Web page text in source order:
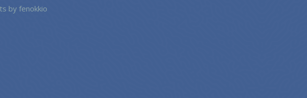
by fenokkio